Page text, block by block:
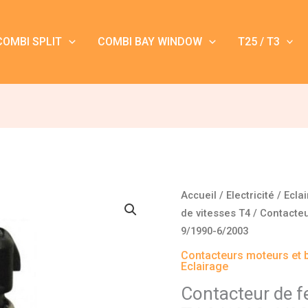
SPLIT COMBI BAY WINDOW T25 / T3
Accueil / Electricité /
de vitesses T4 /
9/1990-6/2003
Contacteurs moteurs et
Eclairage
Contacteur de
quantité
de
Contacteur
de
feu
de
recul